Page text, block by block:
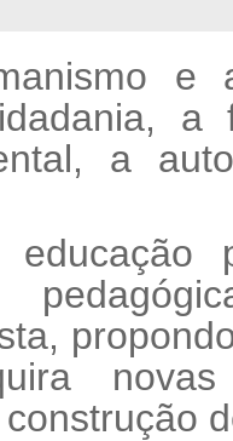
e
a
a
educação